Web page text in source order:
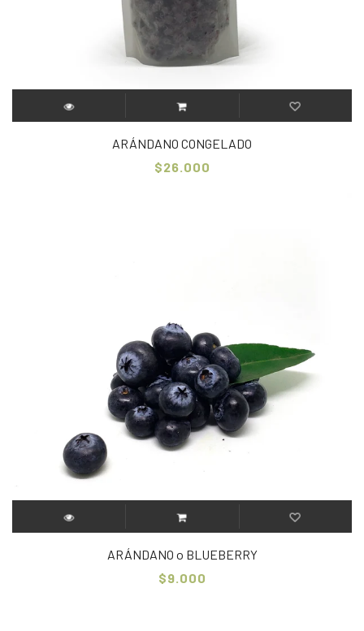
ARÁNDANO CONGELADO
$26.000
ARÁNDANO o BLUEBERRY
$9.000